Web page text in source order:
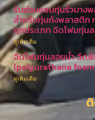
รับซ่อมแซมทุ่นรั่วบา
สำหรับทุ่นถังพลาสติก
ทุกประเภท ฉีดโฟมทุ่น
ดูเพิ่มเติม
ฉีดโฟมทุ่นลอยน้ำ ฉีด
(polyurethane
ดูเพิ่มเติม